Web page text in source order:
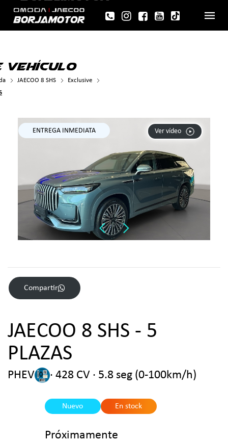
>
JAECOO 8 SHS
Exclusive
ENTREGA INMEDIATA Ver vídeo
Compartir
JAECOO 8 SHS - 5
PLAZAS
PHEV · 428 CV · 5.8 seg (0-100km/h)
Nuevo En stock
Próximamente